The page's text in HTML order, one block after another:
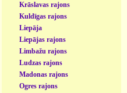
Krāslavas rajons
Kuldīgas rajons
Liepāja
Liepājas rajons
Limbažu rajons
Ludzas rajons
Madonas rajons
Ogres rajons